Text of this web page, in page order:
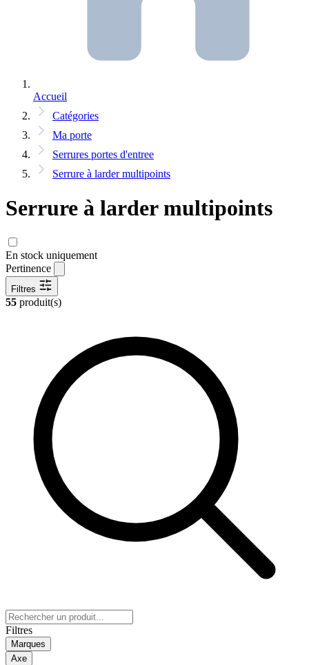
Accueil
Catégories
Ma porte
Serrures portes d'entree
Serrure à larder multipoints
Serrure à larder multipoints
En stock uniquement
Pertinence
Filtres
55 produit(s)
Filtres
Marques
Axe